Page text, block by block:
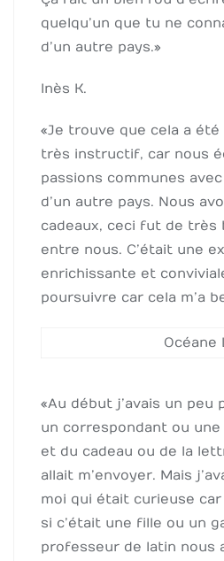
quelqu’un que tu ne
d’un autre pays. »
Inès K.
« Je trouve que cela a
très instructif, car nous
passions communes
d’un autre pays. Nous
cadeaux, ceci fut de très
entre nous. C’était une
enrichissante et
poursuivre car cela m’a
Océane
« Au début j’avais un peu
un correspondant ou
et du cadeau ou de la
allait m’envoyer. Mais
moi qui était curieuse
si c’était une fille ou un
professeur de latin nous